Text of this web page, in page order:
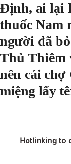
Định, ai lại
thuốc Nam
người đã
Thủ Thiêm
nên cái chợ
miệng lấy